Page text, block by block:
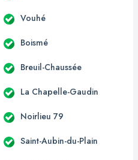
Vouhé
Boismé
Breuil-Chaussée
La Chapelle-Gaudin
Noirlieu 79
Saint-Aubin-du-Plain